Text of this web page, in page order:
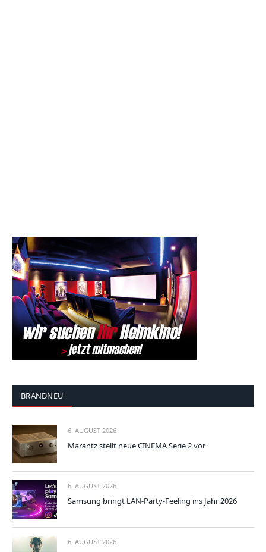
BRANDNEU
6. AUGUST 2026
Marantz stellt neue CINEMA Serie 2 vor
6. AUGUST 2026
Samsung bringt LAN-Party-Feeling ins Jahr 2026
6. AUGUST 2026